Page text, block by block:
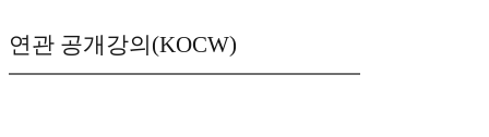
연관 공개강의(KOCW)